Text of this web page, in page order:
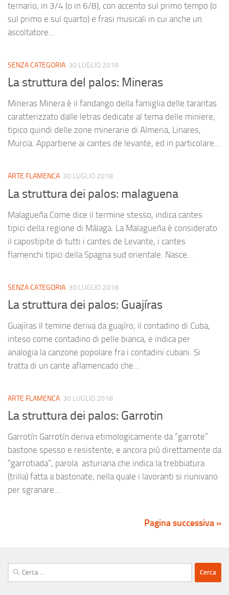
ternario, in 3/4 (o in 6/8), con accento sul primo tempo (o
sul primo e sul quarto) e frasi musicali in cui anche un
ascoltatore...
SENZA CATEGORIA 30 LUGLIO 2018
La struttura del palos: Mineras
Mineras Minera è il fandango della famiglia delle tarantas
caratterizzato dalle letras dedicate al tema delle miniere,
tipico quindi delle zone minerarie di Almeria, Linares,
Murcia. Appartiene ai cantes de levante, ed in particolare...
ARTE FLAMENCA 30 LUGLIO 2018
La struttura dei palos: malaguena
Malagueña Come dice il termine stesso, indica cantes
tipici della regione di Málaga. La Malagueña è considerato
il capostipite di tutti i cantes de Levante, i cantes
flamenchi tipici della Spagna sud orientale. Nasce...
SENZA CATEGORIA 30 LUGLIO 2018
La struttura dei palos: Guajíras
Guajíras Il temine deriva da guajíro, il contadino di Cuba,
inteso come contadino di pelle bianca, e indica per
analogia la canzone popolare fra i contadini cubani. Si
tratta di un cante aflamencado che...
ARTE FLAMENCA 30 LUGLIO 2018
La struttura dei palos: Garrotin
Garrotín Garrotín deriva etimologicamente da “garrote”
bastone spesso e resistente, e ancora più direttamente da
“garrotiada”, parola asturiana che indica la trebbiatura
(trilla) fatta a bastonate, nella quale i lavoranti si riunivano
per sgranare...
Pagina successiva »
Ricerca
per: